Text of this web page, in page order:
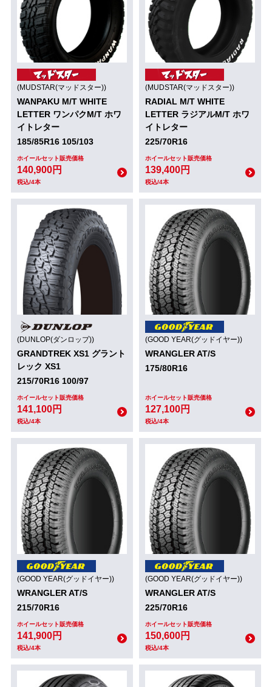
(MUDSTAR(マッドスター))
WANPAKU M/T WHITE
LETTER ワンパクM/T ホワ
イトレター
185/85R16 105/103
ホイールセット販売価格
140,900円
税込/4本
(MUDSTAR(マッドスター))
RADIAL M/T WHITE
LETTER ラジアルM/T ホワ
イトレター
225/70R16
ホイールセット販売価格
139,400円
税込/4本
(DUNLOP(ダンロップ))
GRANDTREK XS1 グラント
レック XS1
215/70R16 100/97
ホイールセット販売価格
141,100円
税込/4本
(GOOD YEAR(グッドイヤー))
WRANGLER AT/S
175/80R16
ホイールセット販売価格
127,100円
税込/4本
(GOOD YEAR(グッドイヤー))
WRANGLER AT/S
215/70R16
ホイールセット販売価格
141,900円
税込/4本
(GOOD YEAR(グッドイヤー))
WRANGLER AT/S
225/70R16
ホイールセット販売価格
150,600円
税込/4本